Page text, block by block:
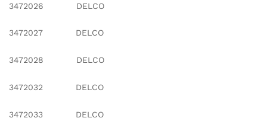
3472026 DELCO
3472027 DELCO
3472028 DELCO
3472032 DELCO
3472033 DELCO